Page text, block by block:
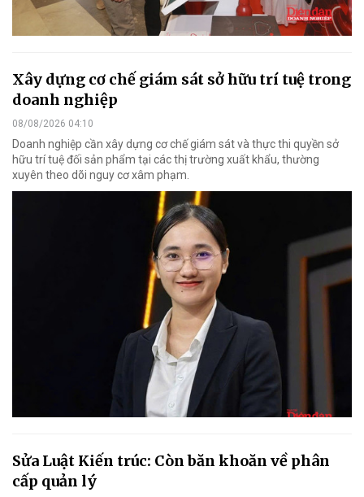
Xây dựng cơ chế giám sát sở hữu trí tuệ trong
doanh nghiệp
08/08/2026 04:10
Doanh nghiệp cần xây dựng cơ chế giám sát và thực thi quyền sở
hữu trí tuệ đối sản phẩm tại các thị trường xuất khẩu, thường
xuyên theo dõi nguy cơ xâm phạm.
Sửa Luật Kiến trúc: Còn băn khoăn về phân
cấp quản lý